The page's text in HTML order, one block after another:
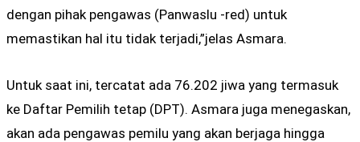
dengan pihak pengawas (Panwaslu -red) untuk
memastikan hal itu tidak terjadi,”jelas Asmara.
Untuk saat ini, tercatat ada 76.202 jiwa yang termasuk
ke Daftar Pemilih tetap (DPT). Asmara juga menegaskan,
akan ada pengawas pemilu yang akan berjaga hingga